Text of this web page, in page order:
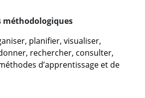
méthodologiques
planifier, visualiser,
rechercher, consulter,
d’apprentissage et de